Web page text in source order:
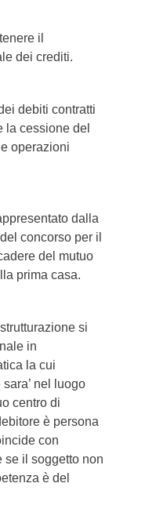
il
dei crediti.
debiti contratti
la cessione del
operazioni
dalla
concorso per il
del mutuo
prima casa.
si
in
la cui
nel luogo
centro di
è persona
con
se il soggetto non
è del